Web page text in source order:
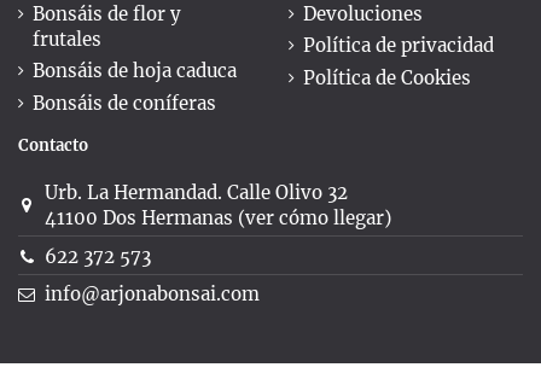
Bonsáis de flor y
frutales
Bonsáis de hoja caduca
Bonsáis de coníferas
Devoluciones
Política de privacidad
Política de Cookies
Contacto
Urb. La Hermandad. Calle Olivo 32
41100 Dos Hermanas (ver cómo llegar)
622 372 573
info@arjonabonsai.com